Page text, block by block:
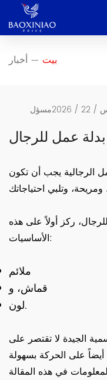
بيت — أخبار
/ 2026 مسؤل
عمل للرجال
الرجالية يجب أن تكون
ركز أولاً على هذه
الأساسيات:
ملائم
قماش، و
لون.
الجيدة لا تقتصر على
على الحركة بسهولة
التصميم الشخصي
خدمة
اتصال
العربية